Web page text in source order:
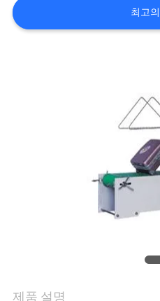
품
최고
제품 설명